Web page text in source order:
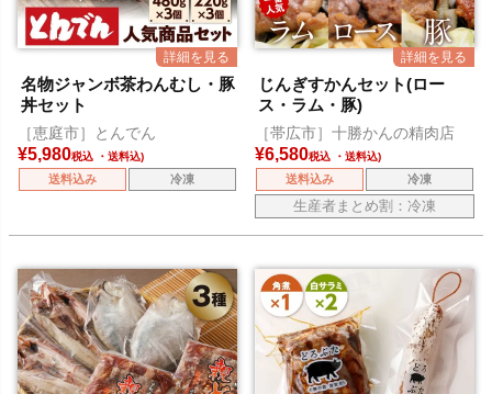
名物ジャンボ茶わんむし・豚
丼セット
［恵庭市］とんでん
¥5,980税込
送料込み 冷凍
じんぎすかんセット(ロー
ス・ラム・豚)
［帯広市］十勝かんの精肉店
¥6,580税込
送料込み 冷凍
生産者まとめ割：冷凍